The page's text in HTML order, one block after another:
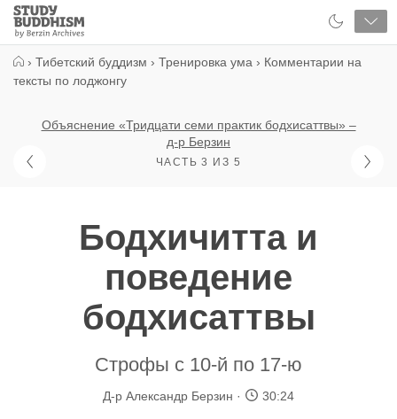
Close
Study
Buddhism
› Тибетский буддизм › Тренировка ума › Комментарии на
тексты по лоджонгу
Объяснение «Тридцати семи практик бодхисаттвы» –
д-р Берзин
ЧАСТЬ 3 ИЗ 5
Бодхичитта и
поведение
бодхисаттвы
Строфы с 10-й по 17-ю
Д-р Александр Берзин 30:24